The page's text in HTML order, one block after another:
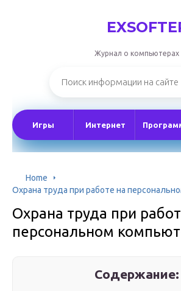
Журнал о компьютерах
Игры Интернет
Home
Охрана труда при работе на
Охрана труда при
персональном
Содержание: